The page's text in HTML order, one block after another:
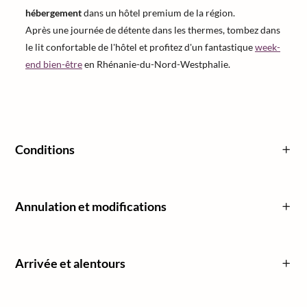
hébergementdans un hôtel premium de la région.
Après une journée de détente dans les thermes, tombez dans
le lit confortable de l'hôtel et profitez d'un fantastiqueweek-
end bien-êtreen Rhénanie-du-Nord-Westphalie.
Conditions
Annulation et modifications
Arrivée et alentours